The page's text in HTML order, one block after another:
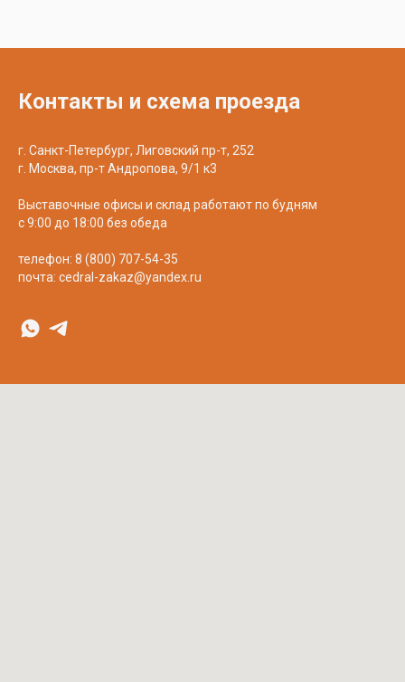
Контакты и схема проезда
г. Санкт-Петербург, Лиговский пр-т, 252
г. Москва, пр-т Андропова, 9/1 к3
Выставочные офисы и склад работают по будням
с 9:00 до 18:00 без обеда
телефон: 8 (800) 707-54-35
почта: cedral-zakaz@yandex.ru